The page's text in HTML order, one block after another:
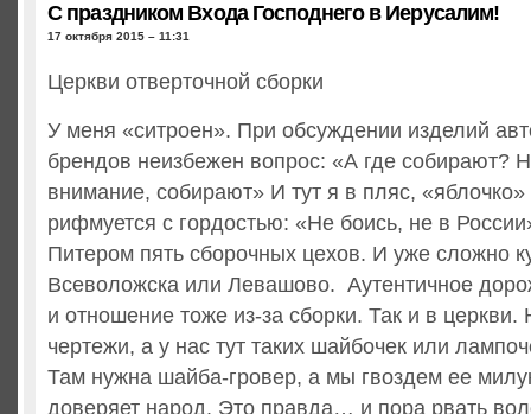
С праздником Входа Господнего в Иерусалим!
17 октября 2015 – 11:31
Церкви отверточной сборки
У меня «ситроен». При обсуждении изделий
брендов неизбежен вопрос: «А где собирают?
внимание, собирают» И тут я в пляс,
рифмуется с гордостью: «Не боись, не в
Питером пять сборочных цехов. И уже сложно
Всеволожска или Левашово. Аутентичное
и отношение тоже из-за сборки. Так и в
чертежи, а у нас тут таких шайбочек или
Там нужна шайба-гровер, а мы гвоздем ее
доверяет народ. Это правда… и пора рвать